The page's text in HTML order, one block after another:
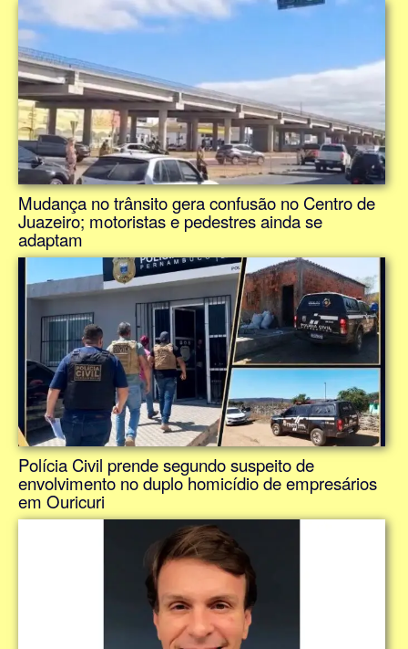
Mudança no trânsito gera confusão no Centro de
Juazeiro; motoristas e pedestres ainda se
adaptam
Polícia Civil prende segundo suspeito de
envolvimento no duplo homicídio de empresários
em Ouricuri